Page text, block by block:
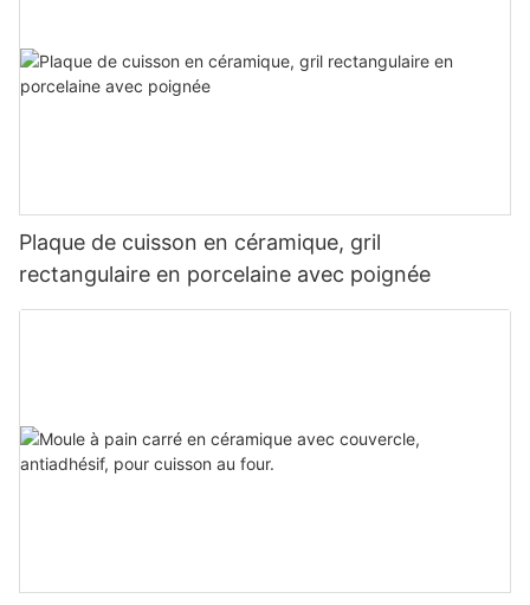
Plaque de cuisson en céramique, gril
rectangulaire en porcelaine avec poignée